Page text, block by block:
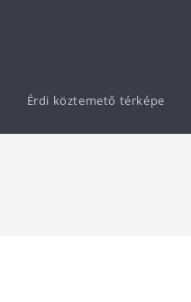
Érdi köztemető térképe